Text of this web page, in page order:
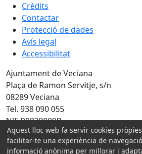
Crèdits
Contactar
Protecció de dades
Avís legal
Accessibilitat
Ajuntament de Veciana
Plaça de Ramon Servitje, s/n
08289 Veciana
Tel. 938 090 055
NIF P0829800B
Amb la col·laboració de:
Aquest lloc web fa servir cookies
facilitar-te una experiència de
informació anònima per millorar i